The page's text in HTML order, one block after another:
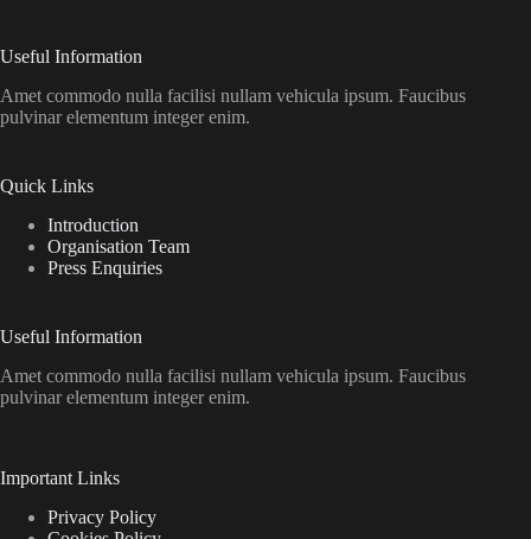
Useful Information
Amet commodo nulla facilisi nullam vehicula ipsum. Faucibus
pulvinar elementum integer enim.
Quick Links
Introduction
Organisation Team
Press Enquiries
Useful Information
Amet commodo nulla facilisi nullam vehicula ipsum. Faucibus
pulvinar elementum integer enim.
Important Links
Privacy Policy